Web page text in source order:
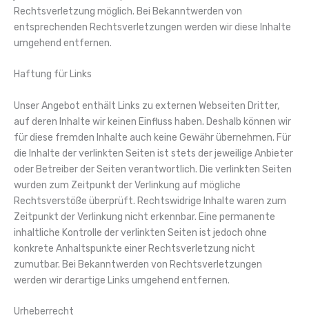
Rechtsverletzung möglich. Bei Bekanntwerden von
entsprechenden Rechtsverletzungen werden wir diese Inhalte
umgehend entfernen.
Haftung für Links
Unser Angebot enthält Links zu externen Webseiten Dritter,
auf deren Inhalte wir keinen Einfluss haben. Deshalb können wir
für diese fremden Inhalte auch keine Gewähr übernehmen. Für
die Inhalte der verlinkten Seiten ist stets der jeweilige Anbieter
oder Betreiber der Seiten verantwortlich. Die verlinkten Seiten
wurden zum Zeitpunkt der Verlinkung auf mögliche
Rechtsverstöße überprüft. Rechtswidrige Inhalte waren zum
Zeitpunkt der Verlinkung nicht erkennbar. Eine permanente
inhaltliche Kontrolle der verlinkten Seiten ist jedoch ohne
konkrete Anhaltspunkte einer Rechtsverletzung nicht
zumutbar. Bei Bekanntwerden von Rechtsverletzungen
werden wir derartige Links umgehend entfernen.
Urheberrecht